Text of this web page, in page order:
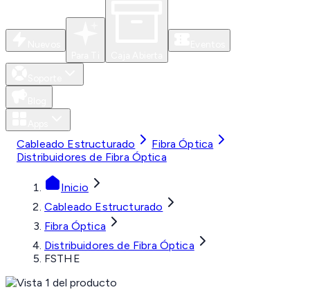
Cableado Estructurado
Fibra Óptica
Distribuidores de Fibra Óptica
Inicio
Cableado Estructurado
Fibra Óptica
Distribuidores de Fibra Óptica
FSTHE